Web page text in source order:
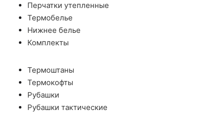
Перчатки утепленные
Термобелье
Нижнее белье
Комплекты
Термоштаны
Термокофты
Рубашки
Рубашки тактические